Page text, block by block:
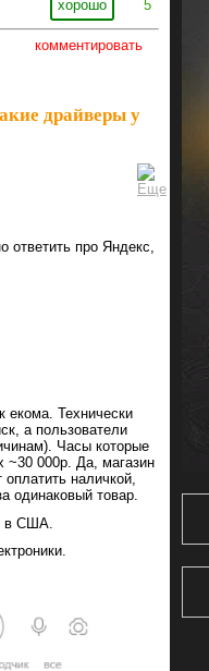
хорошо 5
комментировать
драйверы у
ответить про Яндекс,
екома. Технически
а пользователи
Часы которые
~30 000р. Да, магазин
наличкой,
одинаковый товар.
в США.